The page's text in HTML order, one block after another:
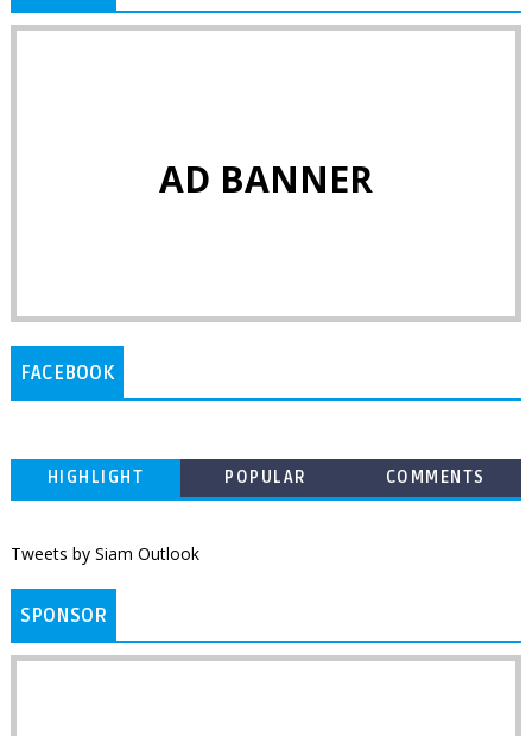
AD BANNER
FACEBOOK
HIGHLIGHT POPULAR COMMENTS
Tweets by Siam Outlook
SPONSOR